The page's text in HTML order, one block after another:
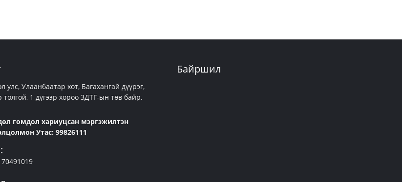
улс, Улаанбаатар хот, Багахангай дүүрэг,
толгой, 1 дүгээр хороо ЗДТГ-ын төв байр.
гомдол хариуцсан мэргэжилтэн
Утас: 99826111
70491019
Байршил